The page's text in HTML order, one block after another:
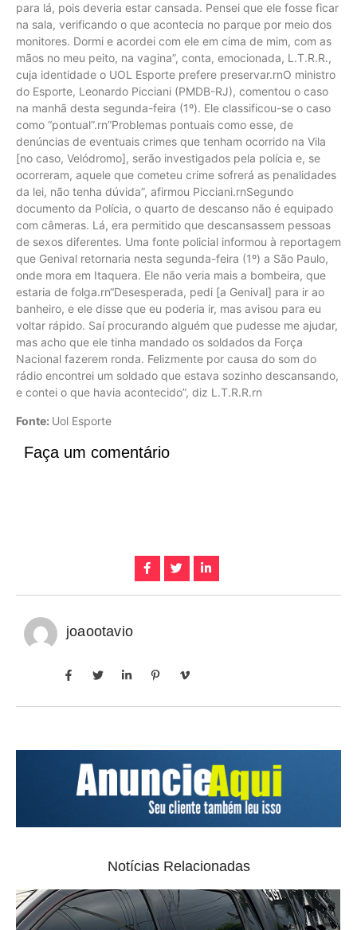
para lá, pois deveria estar cansada. Pensei que ele fosse ficar
na sala, verificando o que acontecia no parque por meio dos
monitores. Dormi e acordei com ele em cima de mim, com as
mãos no meu peito, na vagina”, conta, emocionada, L.T.R.R.,
cuja identidade o UOL Esporte prefere preservar.rnO ministro
do Esporte, Leonardo Picciani (PMDB-RJ), comentou o caso
na manhã desta segunda-feira (1º). Ele classificou-se o caso
como “pontual”.rn”Problemas pontuais como esse, de
denúncias de eventuais crimes que tenham ocorrido na Vila
[no caso, Velódromo], serão investigados pela polícia e, se
ocorreram, aquele que cometeu crime sofrerá as penalidades
da lei, não tenha dúvida”, afirmou Picciani.rnSegundo
documento da Polícia, o quarto de descanso não é equipado
com câmeras. Lá, era permitido que descansassem pessoas
de sexos diferentes. Uma fonte policial informou à reportagem
que Genival retornaria nesta segunda-feira (1º) a São Paulo,
onde mora em Itaquera. Ele não veria mais a bombeira, que
estaria de folga.rn“Desesperada, pedi [a Genival] para ir ao
banheiro, e ele disse que eu poderia ir, mas avisou para eu
voltar rápido. Saí procurando alguém que pudesse me ajudar,
mas acho que ele tinha mandado os soldados da Força
Nacional fazerem ronda. Felizmente por causa do som do
rádio encontrei um soldado que estava sozinho descansando,
e contei o que havia acontecido”, diz L.T.R.R.rn
Fonte: Uol Esporte
Faça um comentário
joaootavio
Notícias Relacionadas